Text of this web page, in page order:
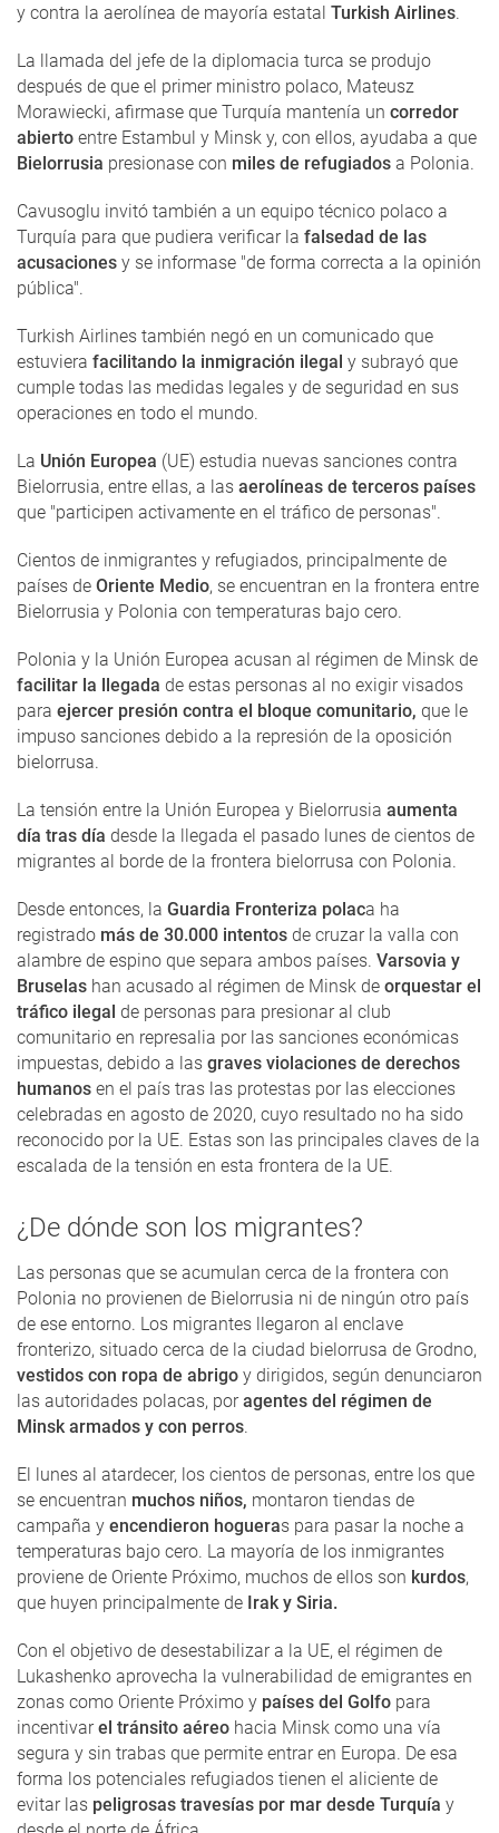
y contra la aerolínea de mayoría estatal Turkish Airlines.
La llamada del jefe de la diplomacia turca se produjo
después de que el primer ministro polaco, Mateusz
Morawiecki, afirmase que Turquía mantenía un corredor
abierto entre Estambul y Minsk y, con ellos, ayudaba a que
Bielorrusia presionase con miles de refugiados a Polonia.
Cavusoglu invitó también a un equipo técnico polaco a
Turquía para que pudiera verificar la falsedad de las
acusaciones y se informase "de forma correcta a la opinión
pública".
Turkish Airlines también negó en un comunicado que
estuviera facilitando la inmigración ilegal y subrayó que
cumple todas las medidas legales y de seguridad en sus
operaciones en todo el mundo.
La Unión Europea (UE) estudia nuevas sanciones contra
Bielorrusia, entre ellas, a las aerolíneas de terceros países
que "participen activamente en el tráfico de personas".
Cientos de inmigrantes y refugiados, principalmente de
países de Oriente Medio, se encuentran en la frontera entre
Bielorrusia y Polonia con temperaturas bajo cero.
Polonia y la Unión Europea acusan al régimen de Minsk de
facilitar la llegada de estas personas al no exigir visados
para ejercer presión contra el bloque comunitario, que le
impuso sanciones debido a la represión de la oposición
bielorrusa.
La tensión entre la Unión Europea y Bielorrusia aumenta
día tras día desde la llegada el pasado lunes de cientos de
migrantes al borde de la frontera bielorrusa con Polonia.
Desde entonces, la Guardia Fronteriza polaca ha
registrado más de 30.000 intentos de cruzar la valla con
alambre de espino que separa ambos países. Varsovia y
Bruselas han acusado al régimen de Minsk de orquestar el
tráfico ilegal de personas para presionar al club
comunitario en represalia por las sanciones económicas
impuestas, debido a las graves violaciones de derechos
humanos en el país tras las protestas por las elecciones
celebradas en agosto de 2020, cuyo resultado no ha sido
reconocido por la UE. Estas son las principales claves de la
escalada de la tensión en esta frontera de la UE.
¿De dónde son los migrantes?
Las personas que se acumulan cerca de la frontera con
Polonia no provienen de Bielorrusia ni de ningún otro país
de ese entorno. Los migrantes llegaron al enclave
fronterizo, situado cerca de la ciudad bielorrusa de Grodno,
vestidos con ropa de abrigo y dirigidos, según denunciaron
las autoridades polacas, poragentes del régimen de
Minsk armados y con perros.
El lunes al atardecer, los cientos de personas, entre los que
se encuentran muchos niños, montaron tiendas de
campaña y encendieron hogueras para pasar la noche a
temperaturas bajo cero. La mayoría de los inmigrantes
proviene de Oriente Próximo, muchos de ellos son kurdos,
que huyen principalmente de Irak y Siria.
Con el objetivo de desestabilizar a la UE, el régimen de
Lukashenko aprovecha la vulnerabilidad de emigrantes en
zonas como Oriente Próximo y países del Golfo para
incentivarel tránsito aéreo hacia Minsk como una vía
segura y sin trabas que permite entrar en Europa. De esa
forma los potenciales refugiados tienen el aliciente de
evitar las peligrosas travesías por mar desde Turquía y